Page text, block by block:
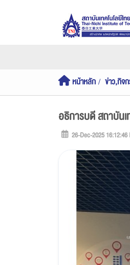
หน้าหลัก ข่าว,กิจ
อธิการบดี สถาบันเ
26-Dec-2025 16:12:46 |